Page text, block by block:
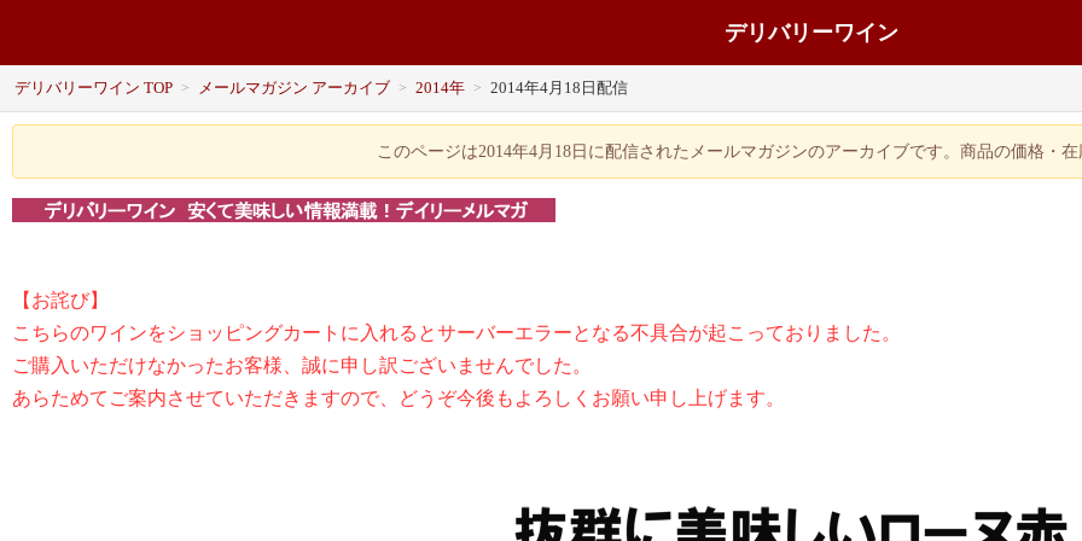
デリバリーワイン
デリバリーワイン TOP > メールマガジン アーカイブ > 2014年 > 2014年4月18日配信
このページは2014年4月18日に配信されたメールマガジンのアーカイブです。商品の価格・在
【お詫び】
こちらのワインをショッピングカートに入れるとサーバーエラーとなる不具合が起こっておりました。
ご購入いただけなかったお客様、誠に申し訳ございませんでした。
あらためてご案内させていただきますので、どうぞ今後もよろしくお願い申し上げます。